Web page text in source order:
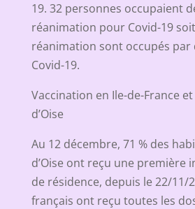
19. 32 personnes occupaient
réanimation pour Covid-19
réanimation sont occupés par
Covid-19.
Vaccination en Ile-de-France
d’Oise
Au 12 décembre, 71 % des
d’Oise ont reçu une première
de résidence, depuis le 22/11/
français ont reçu toutes les